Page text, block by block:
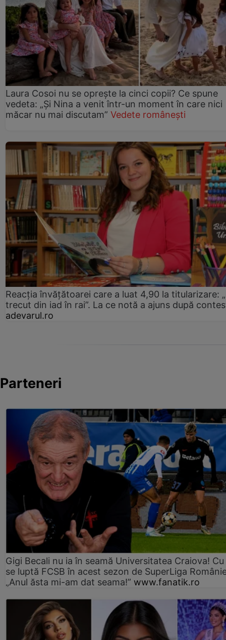
Laura Cosoi nu se oprește la cinci copii? Ce spune
vedeta: „Și Nina a venit într-un moment în care nici
măcar nu mai discutam” Vedete românești
Reacția învățătoarei care a luat 4,90 la titularizare:
trecut din iad în rai”. La ce notă a ajuns după
adevarul.ro
Parteneri
Gigi Becali nu ia în seamă Universitatea Craiova!
se luptă FCSB în acest sezon de SuperLiga
„Anul ăsta mi-am dat seama!” www.fanatik.ro